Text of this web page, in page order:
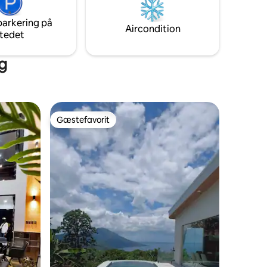
på
Aircondition
Gæstefavorit
Gæstefavorit